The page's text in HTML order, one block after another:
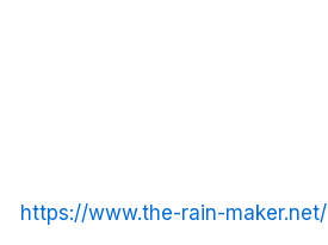
https://www.the-rain-maker.net/